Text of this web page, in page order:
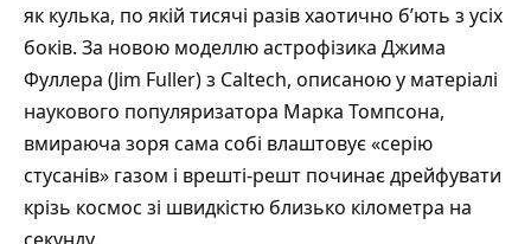
як кулька, по якій тисячі разів хаотично б’ють з усіх
боків. За новою моделлю астрофізика Джима
Фуллера (Jim Fuller) з Caltech, описаною у матеріалі
наукового популяризатора Марка Томпсона,
вмираюча зоря сама собі влаштовує «серію
стусанів» газом і врешті-решт починає дрейфувати
крізь космос зі швидкістю близько кілометра на